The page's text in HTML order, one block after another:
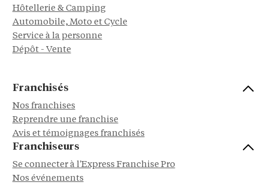
Hôtellerie & Camping
Automobile, Moto et Cycle
Service à la personne
Dépôt - Vente
Franchisés
Nos franchises
Reprendre une franchise
Avis et témoignages franchisés
Franchiseurs
Se connecter à l'Express Franchise Pro
Nos événements